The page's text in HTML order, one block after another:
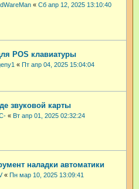
« Сб апр 12, 2025 13:10:40
POS клавиатуры
« Пт апр 04, 2025 15:04:04
звуковой карты
« Вт апр 01, 2025 02:32:24
наладки автоматики
« Пн мар 10, 2025 13:09:41